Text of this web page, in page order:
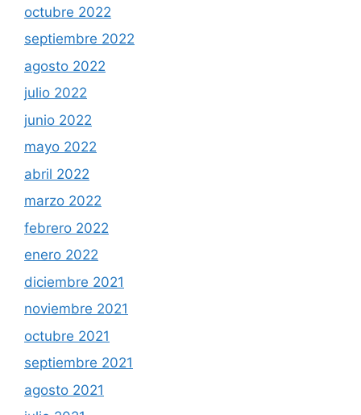
octubre 2022
septiembre 2022
agosto 2022
julio 2022
junio 2022
mayo 2022
abril 2022
marzo 2022
febrero 2022
enero 2022
diciembre 2021
noviembre 2021
octubre 2021
septiembre 2021
agosto 2021